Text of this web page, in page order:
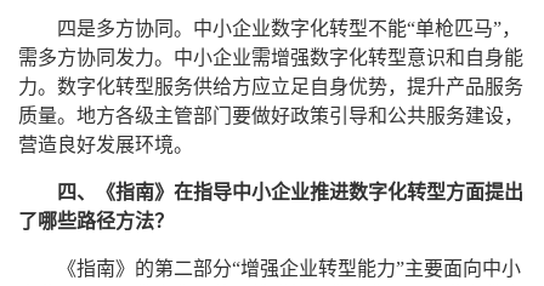
四是多方协同。中小企业数字化转型不能“单枪匹马”，
需多方协同发力。中小企业需增强数字化转型意识和自身能
力。数字化转型服务供给方应立足自身优势，提升产品服务
质量。地方各级主管部门要做好政策引导和公共服务建设，
营造良好发展环境。
四、《指南》在指导中小企业推进数字化转型方面提出
了哪些路径方法？
《指南》的第二部分“增强企业转型能力”主要面向中小